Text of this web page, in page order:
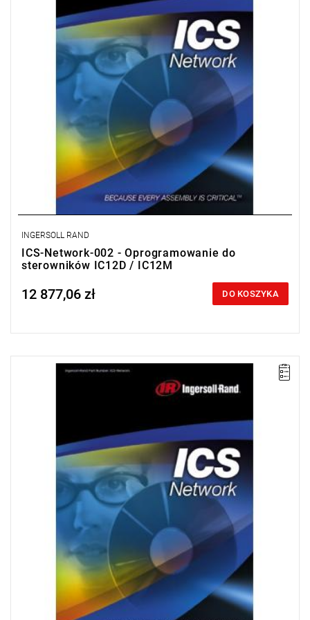
plastycznym i głównym momentem dokręcania.
Licencja na 2 stanowiska.
INGERSOLL RAND
ICS-Network-002 - Oprogramowanie do
sterowników IC12D / IC12M
Price tax included
12 877,06 zł DO KOSZYKA
IC1M połączonych ze sobą za pomocą wewnętrznej sieci
mocowania, łącznie ze sterowaniem odkształceniem
plastycznym i głównym momentem dokręcania.
Licencja na 1 stanowisko.